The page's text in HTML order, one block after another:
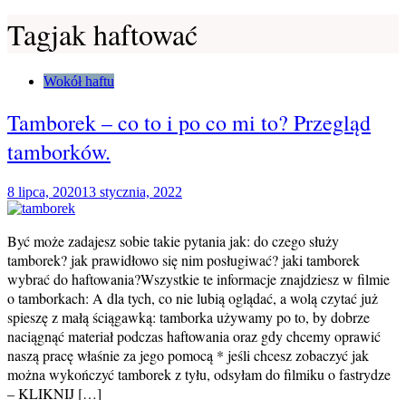
Tagjak haftować
Wokół haftu
Tamborek – co to i po co mi to? Przegląd
tamborków.
8 lipca, 202013 stycznia, 2022
Być może zadajesz sobie takie pytania jak: do czego służy
tamborek? jak prawidłowo się nim posługiwać? jaki tamborek
wybrać do haftowania?Wszystkie te informacje znajdziesz w filmie
o tamborkach: A dla tych, co nie lubią oglądać, a wolą czytać już
spieszę z małą ściągawką: tamborka używamy po to, by dobrze
naciągnąć materiał podczas haftowania oraz gdy chcemy oprawić
naszą pracę właśnie za jego pomocą * jeśli chcesz zobaczyć jak
można wykończyć tamborek z tyłu, odsyłam do filmiku o fastrydze
– KLIKNIJ […]